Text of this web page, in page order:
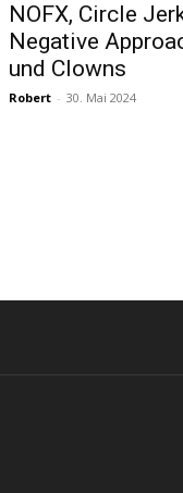
NOFX, Circle
Negative
und Clowns
Robert - 30. Mai 2024